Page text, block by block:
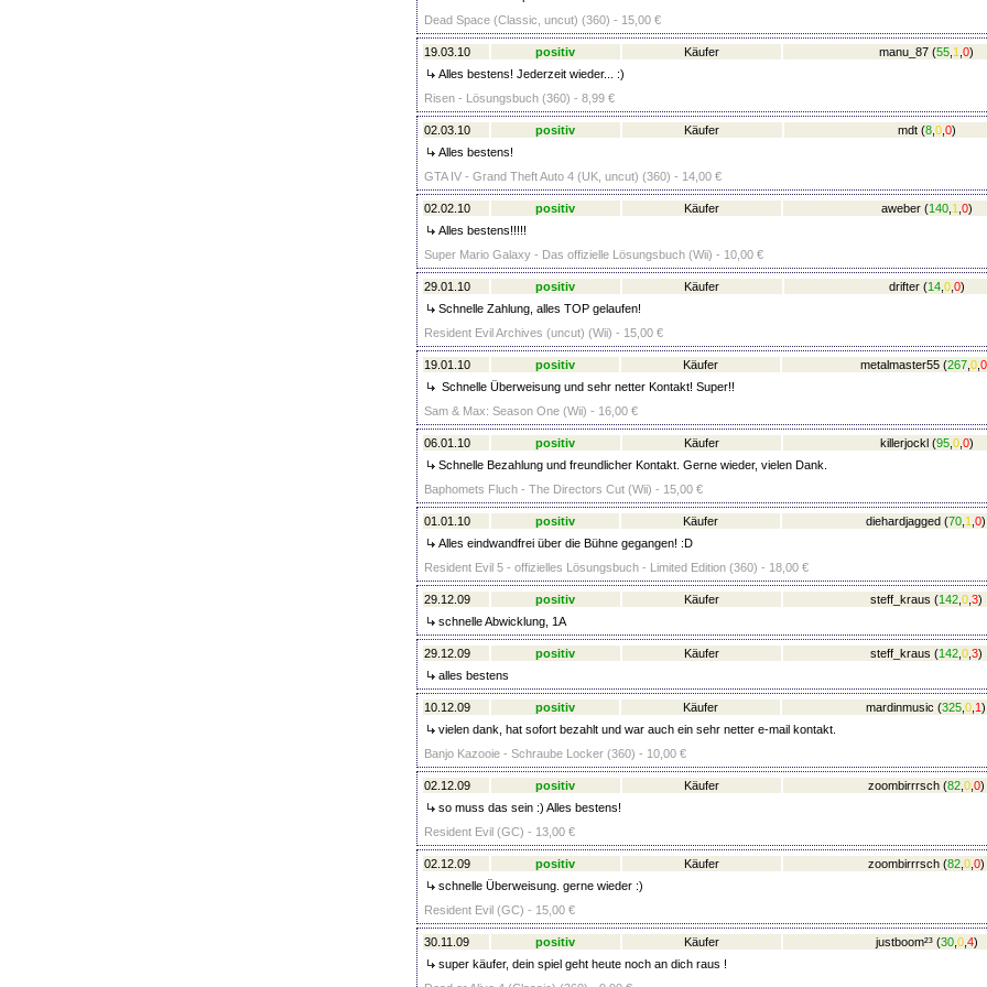
Dead Space (Classic, uncut) (360) - 15,00 €
19.03.10 positiv Käufer manu_87 (55 1 0)
Alles bestens! Jederzeit wieder... :)
Risen - Lösungsbuch (360) - 8,99 €
02.03.10 positiv Käufer mdt (8 0 0)
Alles bestens!
GTA IV - Grand Theft Auto 4 (UK, uncut) (360) - 14,00 €
02.02.10 positiv Käufer aweber (140, 1 0)
Alles bestens!!!!!
Super Mario Galaxy - Das offizielle Lösungsbuch (Wii) - 10,00 €
29.01.10 positiv Käufer drifter (14 0 0)
Schnelle Zahlung, alles TOP gelaufen!
Resident Evil Archives (uncut) (Wii) - 15,00 €
19.01.10 positiv Käufer metalmaster55 (267 0 0
Schnelle Überweisung und sehr netter Kontakt! Super!!
Sam & Max: Season One (Wii) - 16,00 €
06.01.10 positiv Käufer killerjockl (95, 0, 0)
Schnelle Bezahlung und freundlicher Kontakt. Gerne wieder, vielen Dank.
Baphomets Fluch - The Directors Cut (Wii) - 15,00 €
01.01.10 positiv Käufer diehardjagged (70 1 0)
Alles eindwandfrei über die Bühne gegangen! :D
Resident Evil 5 - offizielles Lösungsbuch - Limited Edition (360) - 18,00 €
29.12.09 positiv Käufer steff_kraus (142 0 3)
schnelle Abwicklung, 1A
29.12.09 positiv Käufer steff_kraus (142 0 3)
alles bestens
10.12.09 positiv Käufer mardinmusic (325 0 1)
vielen dank, hat sofort bezahlt und war auch ein sehr netter e-mail kontakt.
Banjo Kazooie - Schraube Locker (360) - 10,00 €
02.12.09 positiv Käufer zoombirrrsch (82 0 0)
so muss das sein :) Alles bestens!
Resident Evil (GC) - 13,00 €
02.12.09 positiv Käufer zoombirrrsch (82 0 0)
schnelle Überweisung. gerne wieder :)
Resident Evil (GC) - 15,00 €
30.11.09 positiv Käufer justboom²³ (30, 0, 4)
super käufer, dein spiel geht heute noch an dich raus !